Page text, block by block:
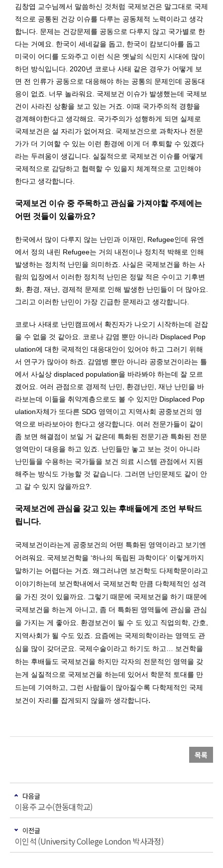
김창엽 교수님께서 말씀하신 것처럼 국제보건은 말그대로 국제
적으로 공통된 건강 이슈를 다루는 공동체적 노력이라고 생각
합니다. 문제는 건강문제를 공동으로 다루지 않고 국가별로 한
다는 거예요. 한국이 세네갈을 돕고, 한국이 캄보디아를 돕고
미국이 어디를 도와주고 이런 식은 옛날의 식민지 시대에 많이
하던 방식입니다. 2020년 코로나 사태 같은 경우가 어떻게 보
면 전 인류가 공동으로 대응해야 하는 공통의 문제인데 공동대
응이 없죠. 너무 놀라워요. 국제보건 이슈가 발생했는데 국제보
건이 사라진 상황을 보고 있는 거죠. 이때 국가주의적 경향을
경계해야한다고 생각해요. 국가주의가 성행하게 되면 실제로
국제보건은 설 자리가 없어져요. 국제보건으로 과학자나 전문
가가 더 기여할 수 있는 이런 환경에 이게 더 후퇴할 수 있겠다
라는 두려움이 생깁니다. 실질적으로 국제보건 이슈를 어떻게
국제적으로 감당하고 협력할 수 있을지 체계젹으로 고민해야
한다고 생각합니다.
국제보건 이슈 중 주목하고 관심을 가져야할 주제에는
어떤 것들이 있을까요?
한국에서 많이 다루지 않는 난민과 이재민, Refugee인데 유엔
에서 정의 내린 Refugee는 거의 내전이나 정치적 박해로 인해
발생하는 정치적 난민을 의미하죠. 사실은 국제보건을 하는 사
람의 입장에서 이러한 정치적 난민은 정말 적은 수이고 기후변
화, 환경, 재난, 경제적 문제로 인해 발생한 난민들이 더 많아요.
그리고 이러한 난민이 가장 긴급한 문제라고 생각합니다.
코로나 사태로 난민캠프에서 확진자가 나오기 시작하는데 걷잡
을 수 없을 것 같아요. 코로나 감염 뿐만 아니라 Displaced Pop
ulation에 대한 국제적인 대응대안이 있어야 하고 그러기 위해
서 연구가 많아야 하죠. 감염병 뿐만 아니라 공중보건이라는 틀
에서 사실상 displaced population을 바라봐야 하는데 잘 모르
겠어요. 여러 관점으로 경제적 난민, 환경난민, 재난 난민을 바
라보는데 이들을 취약계층으로도 볼 수 있지만 Displaced Pop
ulation자체가 또다른 SDG 영역이고 지역사회 공중보건의 영
역으로 바라보아야 한다고 생각합니다. 여러 전문가들이 같이
좀 보면 해결점이 보일 거 같은데 특화된 전문기관 특화된 전문
영역만이 대응을 하고 있죠. 난민들만 놓고 보는 것이 아니라
난민들을 수용하는 국가들을 보건 의료 시스템 관점에서 지원
해주는 방식도 가능할 것 같습니다. 그러면 난민문제도 같이 안
고 갈 수 있지 않을까요?.
국제보건에 관심을 갖고 있는 후배들에게 조언 부탁드
립니다.
국제보건이라는게 공중보건의 어떤 특화된 영역이라고 보기엔
어려워요. 국제보건학을 ‘하나의 독립된 과학이다’ 이렇게까지
말하기는 어렵다는 거죠. 왜그러냐면 보건학도 다제학문이라고
이야기하는데 보건학내에서 국제보건학 만큼 다학제적인 성격
을 가진 것이 있을까요. 그렇기 때문에 국제보건을 하기 때문에
국제보건을 하는게 아니고, 좀 더 특화된 영역들에 관심을 관심
을 가지는 게 좋아요. 환경보건이 될 수 도 있고 직업의학, 간호,
지역사회가 될 수도 있죠. 요즘에는 국제의학이라는 영역도 관
심을 많이 갖더군요. 국제수술이라고 하기도 하고… 보건학을
하는 후배들도 국제보건을 하지만 각자의 전문적인 영역을 갖
는게 실질적으로 국제보건을 하는데 있어서 학문적 토대를 만
드는데 기여하고, 그런 사람들이 많아질수록 다학제적인 국제
보건이 자리를 잡게되지 않을까 생각합니다.
목록
다음글
이용주 교수(한동대학교)
이전글
이인석 (University College London 박사과정)